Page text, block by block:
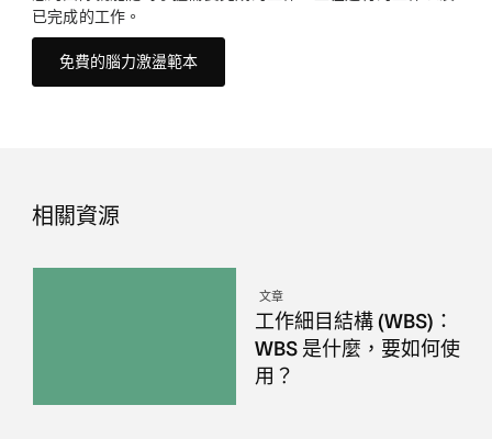
已完成的工作。
免費的腦力激盪範本
相關資源
文章
工作細目結構 (WBS)：
WBS 是什麼，要如何使
用？